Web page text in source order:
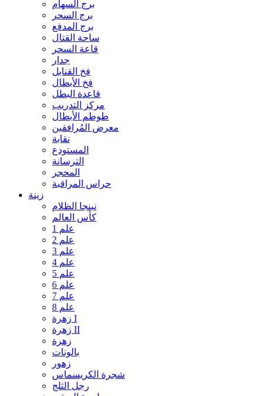
برج السهام
برج السحر
برج المدفع
ساحة القتال
قاعة السحر
جدار
فخ القنابل
فخ الأبطال
قاعدة البطل
مركز التدريب
طوطم الأبطال
معرض المُرافقين
نقابة
المستودع
الترسانة
المحجر
حراس المراقبة
زينة
نينجا الظلام
كأس العالم
علم 1
علم 2
علم 3
علم 4
علم 5
علم 6
علم 7
علم 8
زهرة I
زهرة II
زهرة
بالونات
زهور
شجرة الكريسماس
رجل الثلج